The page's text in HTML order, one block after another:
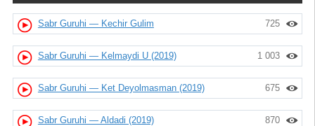
725
Sabr Guruhi — Kechir Gulim
1 003
Sabr Guruhi — Kelmaydi U (2019)
675
Sabr Guruhi — Ket Deyolmasman (2019)
870
Sabr Guruhi — Aldadi (2019)